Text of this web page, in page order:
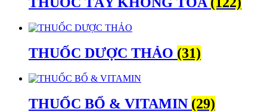
THUỐC DƯỢC THẢO (31)
THUỐC BỔ & VITAMIN (29)